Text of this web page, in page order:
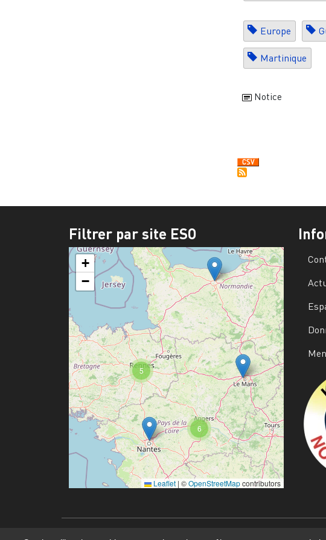
Europe
Martinique
Notice
Filtrer par site ESO
6
5
+
−
Leaflet | ©OpenStreetMapcontributors